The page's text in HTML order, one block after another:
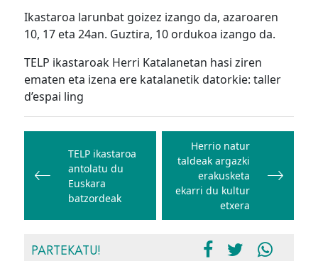
Ikastaroa larunbat goizez izango da, azaroaren
10, 17 eta 24an. Guztira, 10 ordukoa izango da.
TELP ikastaroak Herri Katalanetan hasi ziren
ematen eta izena ere katalanetik datorkie: taller
d’espai ling
Bidalketetan
zehar
nabigatu
TELP ikastaroa
antolatu du
Euskara
batzordeak
Herrio natur
taldeak argazki
erakusketa
ekarri du kultur
etxera
PARTEKATU!